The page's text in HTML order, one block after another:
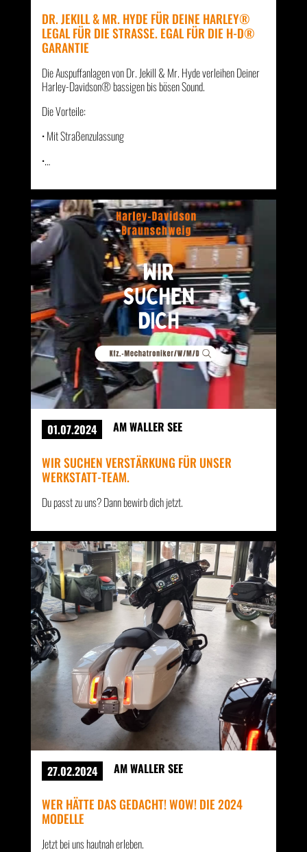
DR. JEKILL & MR. HYDE FÜR DEINE HARLEY®
LEGAL FÜR DIE STRASSE. EGAL FÜR DIE H-D® G
ARANTIE
Die Auspuffanlagen von Dr. Jekill & Mr. Hyde verleihen Deiner
Harley-Davidson® bassigen bis bösen Sound.
Die Vorteile:
• Mit Straßenzulassung
•…
01.07.2024 AM WALLER SEE
WIR SUCHEN VERSTÄRKUNG FÜR UNSER
WERKSTATT-TEAM.
Du passt zu uns? Dann bewirb dich jetzt.
27.02.2024 AM WALLER SEE
WER HÄTTE DAS GEDACHT! WOW! DIE 2024
MODELLE
Jetzt bei uns hautnah erleben.